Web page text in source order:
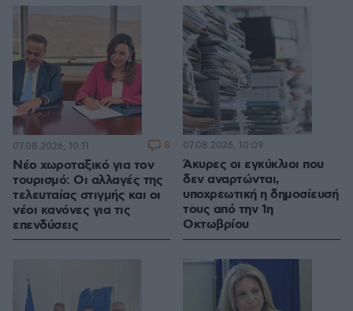
Νέο χωροταξικό για τον
τουρισμό: Οι αλλαγές της
τελευταίας στιγμής και οι
νέοι κανόνες για τις
επενδύσεις
07.08.2026, 10:11 8
Άκυρες οι εγκύκλιοι που
δεν αναρτώνται,
υποχρεωτική η δημοσίευσή
τους από την 1η
Οκτωβρίου
07.08.2026, 10:09